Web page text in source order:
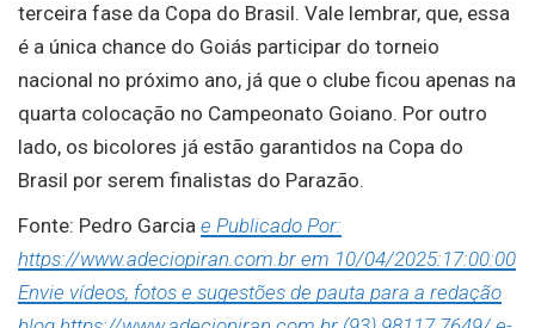
terceira fase da Copa do Brasil. Vale lembrar, que, essa
é a única chance do Goiás participar do torneio
nacional no próximo ano, já que o clube ficou apenas na
quarta colocação no Campeonato Goiano. Por outro
lado, os bicolores já estão garantidos na Copa do
Brasil por serem finalistas do Parazão.
Fonte: Pedro Garcia e Publicado Por:
https://www.adeciopiran.com.br em 10/04/2025:17:00:00
Envie vídeos, fotos e sugestões de pauta para a redação